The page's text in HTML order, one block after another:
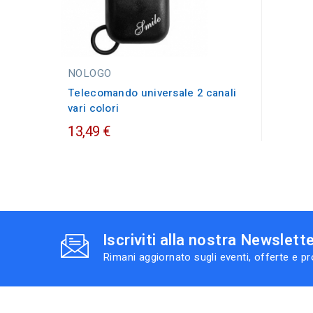
NOLOGO
Telecomando universale 2 canali
vari colori
13,49 €
Iscriviti alla nostra
Rimani aggiornato sugli eventi, offerte e